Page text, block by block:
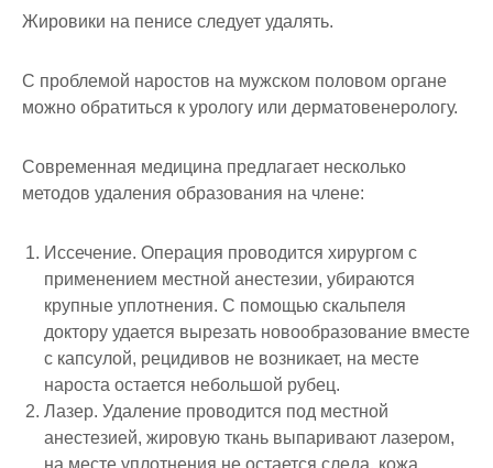
Жировики на пенисе следует удалять.
С проблемой наростов на мужском половом органе
можно обратиться к урологу или дерматовенерологу.
Современная медицина предлагает несколько
методов удаления образования на члене:
Иссечение. Операция проводится хирургом с
применением местной анестезии, убираются
крупные уплотнения. С помощью скальпеля
доктору удается вырезать новообразование вместе
с капсулой, рецидивов не возникает, на месте
нароста остается небольшой рубец.
Лазер. Удаление проводится под местной
анестезией, жировую ткань выпаривают лазером,
на месте уплотнения не остается следа, кожа